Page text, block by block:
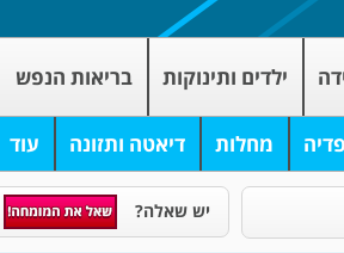
ילדים ותינוקות בריאות הנפש
מחלות דיאטה ותזונה עוד
יש שאלה?